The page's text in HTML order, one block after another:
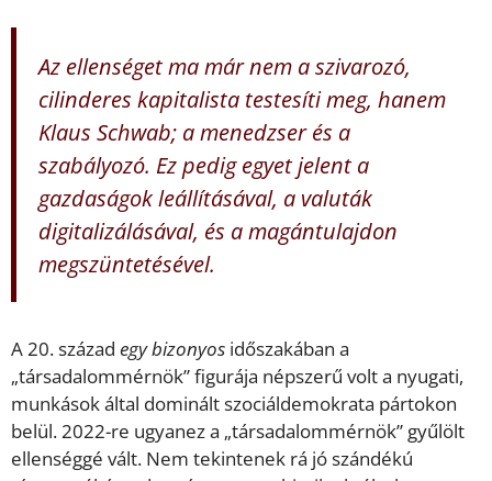
Az ellenséget ma már nem a szivarozó,
cilinderes kapitalista testesíti meg, hanem
Klaus Schwab; a menedzser és a
szabályozó. Ez pedig egyet jelent a
gazdaságok leállításával, a valuták
digitalizálásával, és a magántulajdon
megszüntetésével.
A 20. század egy bizonyos időszakában a
„társadalommérnök” figurája népszerű volt a nyugati,
munkások által dominált szociáldemokrata pártokon
belül. 2022-re ugyanez a „társadalommérnök” gyűlölt
ellenséggé vált. Nem tekintenek rá jó szándékú